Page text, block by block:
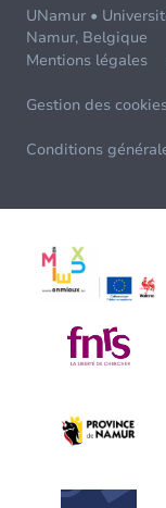
UNamur •
Namur, Belgique
Mentions légales
Gestion des
Conditions